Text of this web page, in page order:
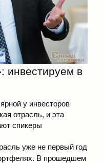
инвестируем в
у инвесторов
отрасль, и эта
спикеры
уже не первый год
В прошедшем